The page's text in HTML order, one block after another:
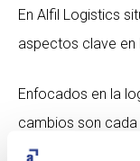
En Alfil Logistics
aspectos clave en
Enfocados en la
cambios son
pleno en los